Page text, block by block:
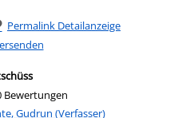
Permalink Detailanzeige
Bewertungen
nach diesem Verfasser
Gudrun (Verfasser)